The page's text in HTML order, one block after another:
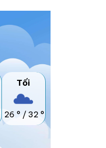
Tối
26 ° / 32 °